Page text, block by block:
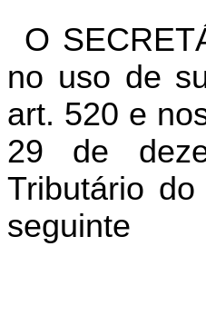
O
no uso de
art. 520 e
29 de
Tributário
seguinte